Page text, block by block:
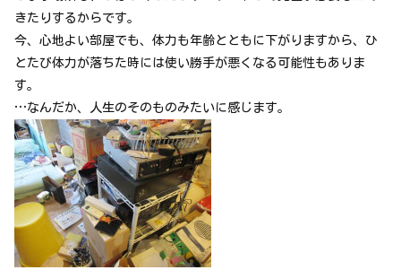
きたりするからです。
今、心地よい部屋でも、体力も年齢とともに下がりますから、ひ
とたび体力が落ちた時には使い勝手が悪くなる可能性もありま
す。
…なんだか、人生のそのものみたいに感じます。